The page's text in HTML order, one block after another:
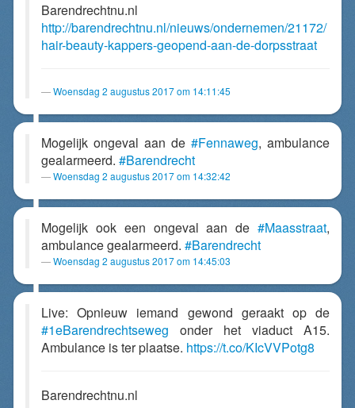
Barendrechtnu.nl
http://barendrechtnu.nl/nieuws/ondernemen/21172/
hair-beauty-kappers-geopend-aan-de-dorpsstraat
Woensdag 2 augustus 2017 om 14:11:45
Mogelijk ongeval aan de #Fennaweg, ambulance
gealarmeerd. #Barendrecht
Woensdag 2 augustus 2017 om 14:32:42
Mogelijk ook een ongeval aan de #Maasstraat,
ambulance gealarmeerd. #Barendrecht
Woensdag 2 augustus 2017 om 14:45:03
Live: Opnieuw iemand gewond geraakt op de
#1eBarendrechtseweg onder het viaduct A15.
Ambulance is ter plaatse. https://t.co/KIcVVPotg8
Barendrechtnu.nl